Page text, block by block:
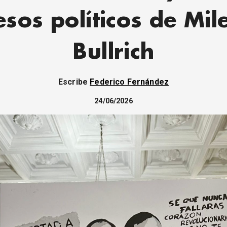
políticos de
Bullrich
Escribe Federico Fernández
24/06/2026